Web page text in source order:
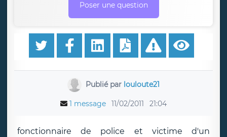
Poser une question
Publié par louloute21
1 message 11/02/2011 21:04
fonctionnaire de police et victime d'un